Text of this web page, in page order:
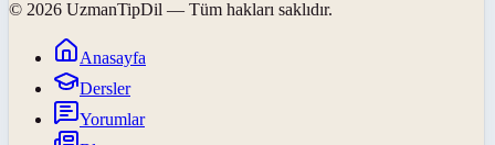
© 2026 UzmanTipDil — Tüm hakları saklıdır.
Anasayfa
Dersler
Yorumlar